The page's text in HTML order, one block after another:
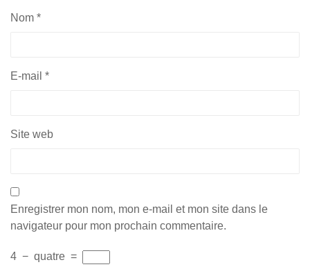
Nom *
E-mail *
Site web
Enregistrer mon nom, mon e-mail et mon site dans le
navigateur pour mon prochain commentaire.
4 − quatre =